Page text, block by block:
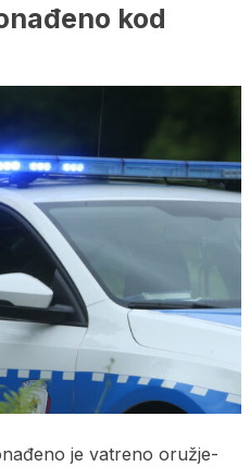
kod
je vatreno oružje-